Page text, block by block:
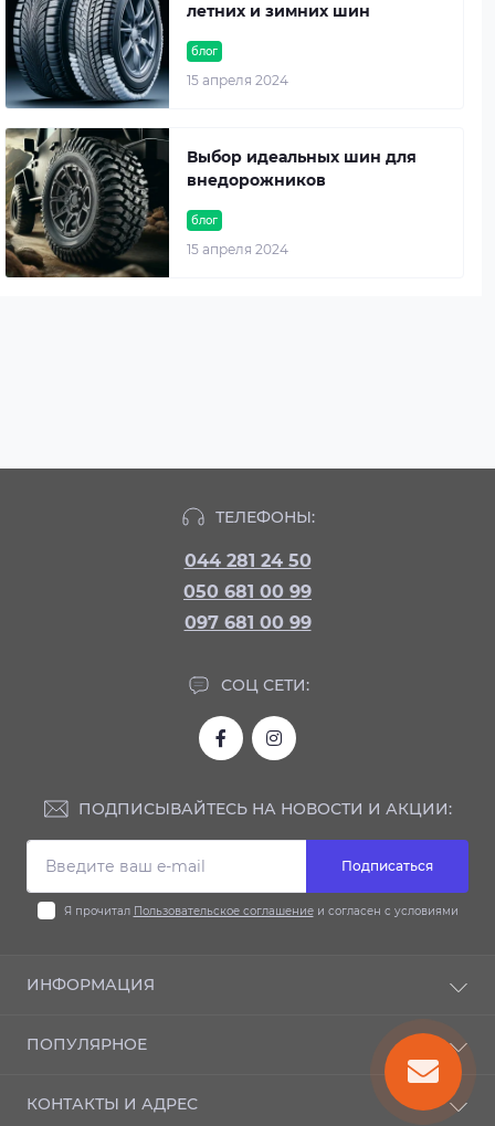
блог
15 апреля 2024
летних и зимних шин
блог
15 апреля 2024
Выбор идеальных шин для
внедорожников
ТЕЛЕФОНЫ:
044 281 24 50
050 681 00 99
097 681 00 99
СОЦ СЕТИ:
ПОДПИСЫВАЙТЕСЬ НА НОВОСТИ И АКЦИИ:
Подписаться
Я прочитал Пользовательское соглашениеи согласен с условиями
ИНФОРМАЦИЯ
Гарантия
Шиномонтаж
ПОПУЛЯРНОЕ
Автошины
КОНТАКТЫ И АДРЕС